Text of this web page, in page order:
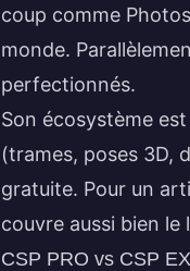
coup comme
monde.
perfectionnés.
Son écosystème
(trames, poses 3D,
gratuite. Pour un
couvre aussi bien
CSP PRO vs CSP